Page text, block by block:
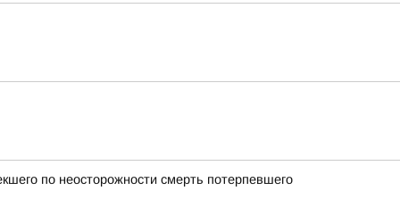
по неосторожности смерть потерпевшего